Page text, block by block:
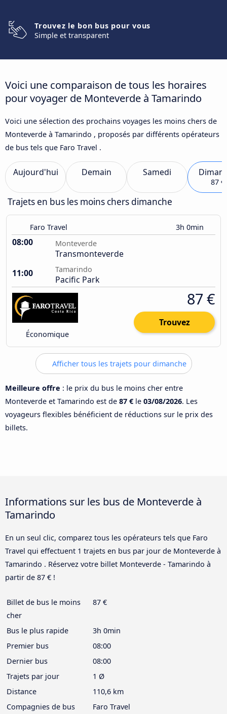
Trouvez le bon bus pour vous
Simple et transparent
Voici une comparaison de tous les horaires
pour voyager de Monteverde à Tamarindo
Voici une sélection des prochains voyages les moins chers de
Monteverde à Tamarindo , proposés par différents opérateurs
de bus tels que Faro Travel .
Aujourd'hui Demain Samedi
87 €
Trajets en bus les moins chers dimanche
Faro Travel 3h 0min
08:00 Monteverde
Transmonteverde
11:00
Tamarindo
Pacific Park
Économique
87 €
Trouvez
Afficher tous les trajets pour dimanche
Meilleure offre : le prix du bus le moins cher entre
Monteverde et Tamarindo est de 87 € le 03/08/2026. Les
voyageurs flexibles bénéficient de réductions sur le prix des
billets.
Informations sur les bus de Monteverde à
Tamarindo
En un seul clic, comparez tous les opérateurs tels que Faro
Travel qui effectuent 1 trajets en bus par jour de Monteverde à
Tamarindo . Réservez votre billet Monteverde - Tamarindo à
partir de 87 € !
Billet de bus le moins
cher
87 €
Bus le plus rapide
3h 0min
Premier bus
08:00
Dernier bus
08:00
Trajets par jour
1 Ø
Distance
110,6 km
Compagnies de bus
Faro Travel